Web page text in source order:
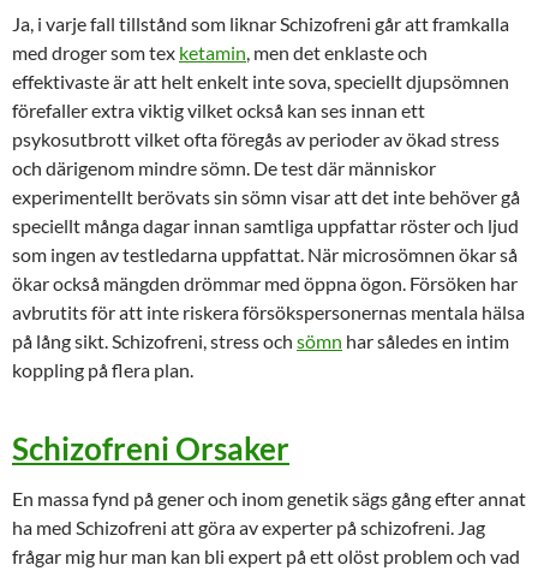
Ja, i varje fall tillstånd som liknar Schizofreni går att framkalla
med droger som tex ketamin, men det enklaste och
effektivaste är att helt enkelt inte sova, speciellt djupsömnen
förefaller extra viktig vilket också kan ses innan ett
psykosutbrott vilket ofta föregås av perioder av ökad stress
och därigenom mindre sömn. De test där människor
experimentellt berövats sin sömn visar att det inte behöver gå
speciellt många dagar innan samtliga uppfattar röster och ljud
som ingen av testledarna uppfattat. När microsömnen ökar så
ökar också mängden drömmar med öppna ögon. Försöken har
avbrutits för att inte riskera försökspersonernas mentala hälsa
på lång sikt. Schizofreni, stress och sömn har således en intim
koppling på flera plan.
Schizofreni Orsaker
En massa fynd på gener och inom genetik sägs gång efter annat
ha med Schizofreni att göra av experter på schizofreni. Jag
frågar mig hur man kan bli expert på ett olöst problem och vad